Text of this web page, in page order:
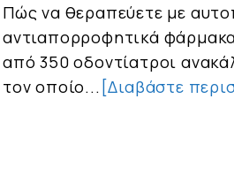
Πώς να θεραπεύετε με
αντιαπορροφητικά
από 350 οδοντίατροι
τον οποίο... [Διαβάστε